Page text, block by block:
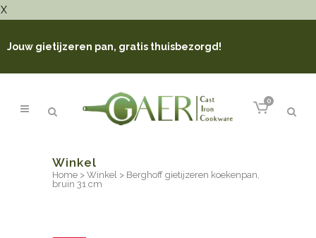
X
Jouw gietijzeren pan, gratis thuisbezorgd!
0
Winkel
Home > Winkel > Berghoff gietijzeren koekenpan,
bruin 31 cm